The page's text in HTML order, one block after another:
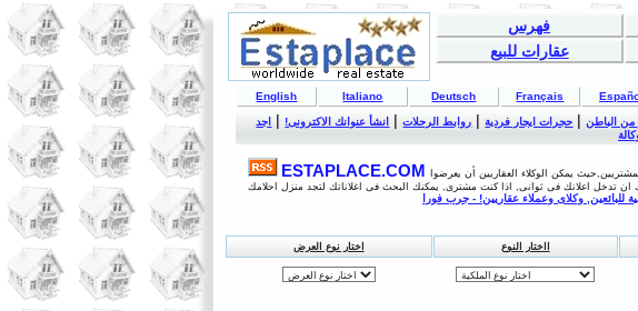
فهرس
عقارات للبيع
English Italiano Deutsch Français
من الباطن| حجرات ايجار فردية| روابط الرحلات| انشأ عنوانك الاكترونى! |
اجد
يمكن الوكلاء العقاريين أن يعرضوا
اختار نوع العرض ااختار النوع